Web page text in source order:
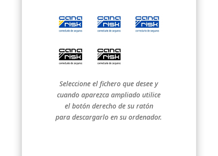
Seleccione el fichero que desee y
cuando aparezca ampliado utilice
el botón derecho de su ratón
para descargarlo en su ordenador.